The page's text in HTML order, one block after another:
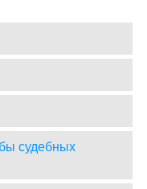
судебных